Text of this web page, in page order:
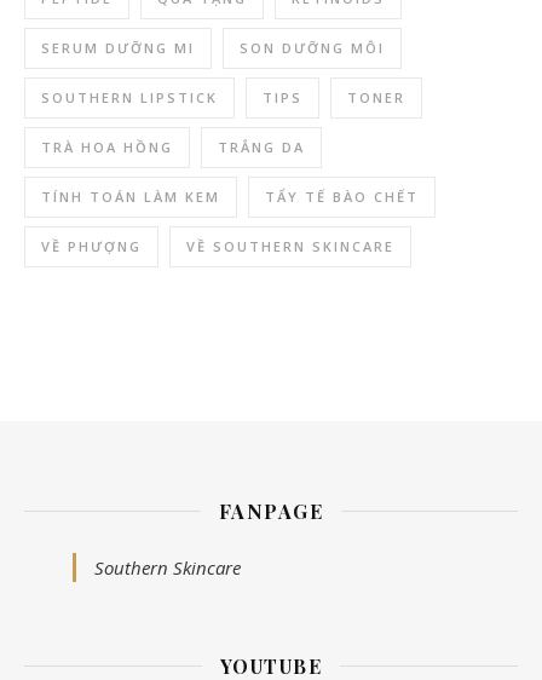
SERUM DƯỠNG MI SON DƯỠNG MÔI
SOUTHERN LIPSTICK TIPS TONER
TRÀ HOA HỒNG TRẮNG DA
TÍNH TOÁN LÀM KEM TẨY TẾ BÀO CHẾT
VỀ PHƯỢNG VỀ SOUTHERN SKINCARE
FANPAGE
Southern Skincare
YOUTUBE